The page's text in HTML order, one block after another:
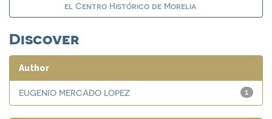
el Centro Histórico de Morelia
Discover
Author
1
EUGENIO MERCADO LOPEZ